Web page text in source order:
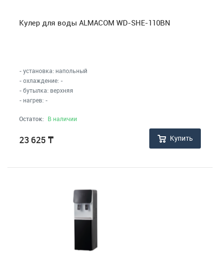
Кулер для воды ALMACOM WD-SHE-110BN
- установка: напольный
- охлаждение: -
- бутылка: верхняя
- нагрев: -
Остаток: В наличии
23 625 ₸ Купить